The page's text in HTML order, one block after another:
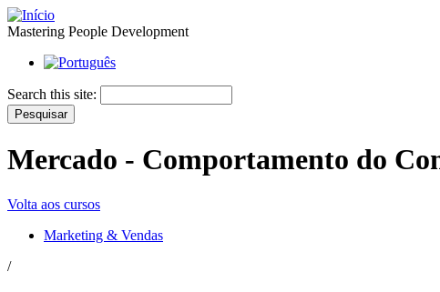
Mastering People Development
Search this site:
Mercado - Comportamento do
Volta aos cursos
Marketing & Vendas
/